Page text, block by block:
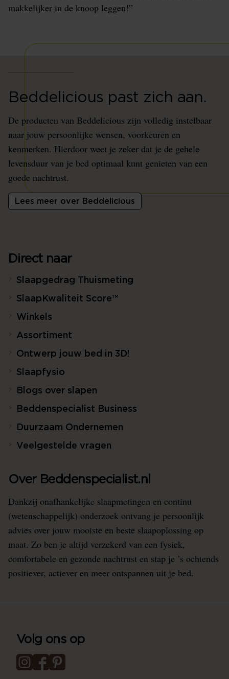
makkelijker in de knoop leggen!”
Beddelicious past zich aan.
De producten van Beddelicious zijn volledig instelbaar
naar jouw persoonlijke wensen, voorkeuren en
kenmerken. Hierdoor weet je zeker dat je de gehele
levensduur van je bed optimaal kunt genieten van een
goede nachtrust.
Lees meer over Beddelicious
Direct naar
Slaapgedrag Thuismeting
SlaapKwaliteit Score™
Winkels
Assortiment
Ontwerp jouw bed in 3D!
Slaapfysio
Blogs over slapen
Beddenspecialist Business
Duurzaam Ondernemen
Veelgestelde vragen
Over Beddenspecialist.nl
Dankzij onafhankelijke slaapmetingen en continu
(wetenschappelijk) onderzoek ontvang je persoonlijk
advies over jouw mooiste en beste slaapoplossing op
maat. Zo ben je altijd verzekerd van een fysiek,
comfortabele en gezonde nachtrust en stap je ’s ochtends
positiever, actiever en meer ontspannen uit je bed.
Volg ons op